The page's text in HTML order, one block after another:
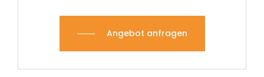
Angebot anfragen